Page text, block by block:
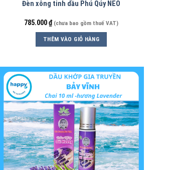
Đèn xông tinh dầu Phú Qúy NEO
785.000₫ (chưa bao gồm thuế VAT)
THÊM VÀO GIỎ HÀNG